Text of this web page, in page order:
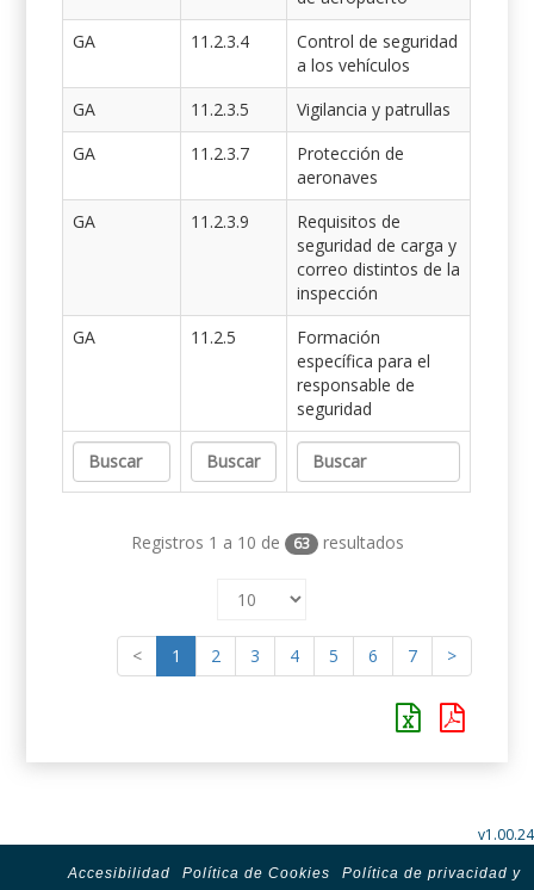
GA
11.2.3.4
Control de seguridad
a los vehículos
GA
11.2.3.5
Vigilancia y patrullas
GA
11.2.3.7
Protección de
aeronaves
GA
11.2.3.9
Requisitos de
seguridad de carga y
correo distintos de la
inspección
GA
11.2.5
Formación
específica para el
responsable de
seguridad
Registros 1 a 10 de 63 resultados
< 1 2 3 4 5 6 7 >
v1.00.24
Accesibilidad Política de Cookies
Política de privacidad y